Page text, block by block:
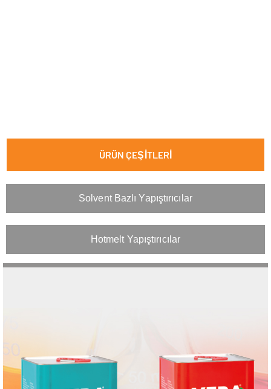
ÜRÜN ÇEŞİTLERİ
Solvent Bazlı Yapıştırıcılar
Hotmelt Yapıştırıcılar